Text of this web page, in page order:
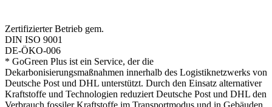
Zertifizierter Betrieb gem.
DIN ISO 9001
DE-ÖKO-006
* GoGreen Plus ist ein Service, der die
Dekarbonisierungsmaßnahmen innerhalb des Logistiknetzwerks von
Deutsche Post und DHL unterstützt. Durch den Einsatz alternativer
Kraftstoffe und Technologien reduziert Deutsche Post und DHL den